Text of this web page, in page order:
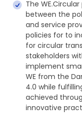
The
between the
and service
policies for to
for circular
stakeholders
implement
WE from the
4.0 while
achieved
innovative